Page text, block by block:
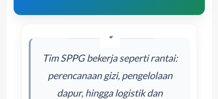
Tim SPPG bekerja seperti rantai:
perencanaan gizi, pengelolaan
dapur, hingga logistik dan